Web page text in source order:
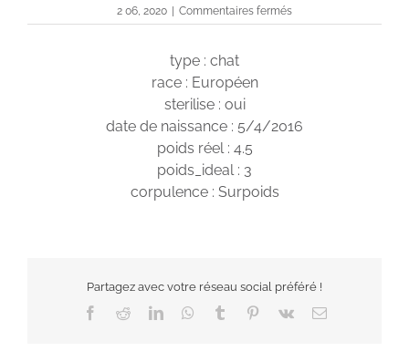
2 06, 2020 Commentaires ferméssur
Loulou
type : chat
race : Européen
sterilise : oui
date de naissance : 5/4/2016
poids réel : 4.5
poids_ideal : 3
corpulence : Surpoids
Partagez avec votre réseau social préféré !
Facebook
RedditLinkedInWhatsApp
Tumblr Pinterest
Vk Email